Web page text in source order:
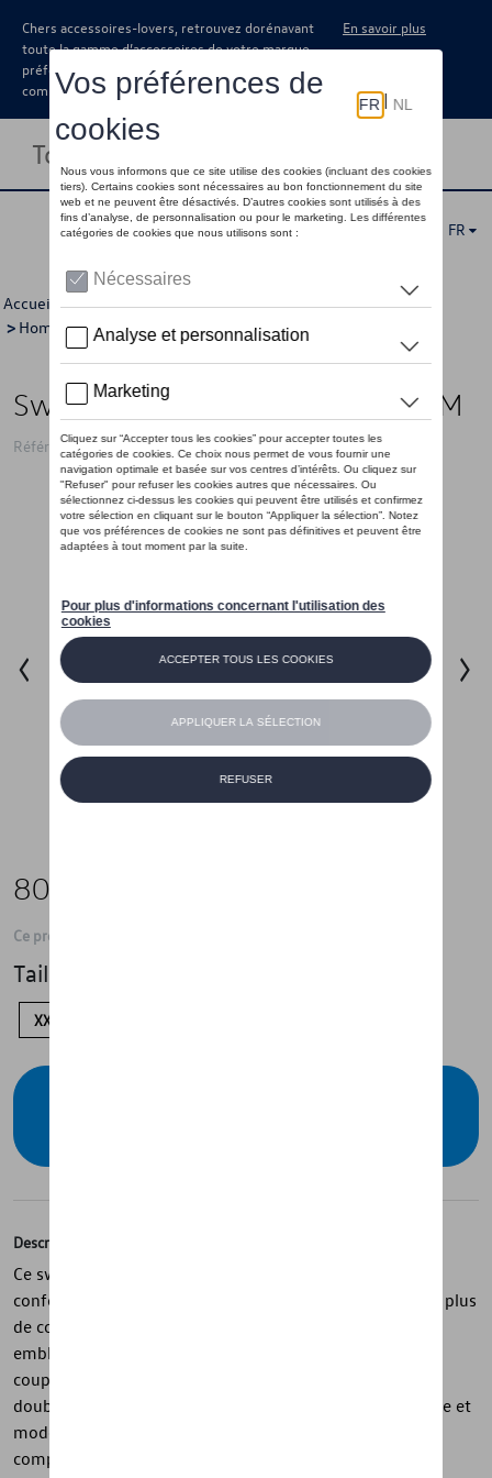
Chers accessoires-lovers, retrouvez dorénavant
toute la gamme d’accessoires de votre marque
préférée sous forme de catalogue à
commander auprès de votre concessionaire.
En savoir plus
Toggle navigation
FR
Accueil >Pour vous >Golf Collection >Vêtements >Pulls
> Hommes > Détail
Sweat à capuche VW Golf, gris - M
Référence: 5HG084130B 530
80,01 €
Ce produit n'est actuellement pas de stock
Taille
XXL
Description
Ce sweat à capuche unisexe de la collection Golf est
confectionné en 100 % coton avec intérieur brossé pour plus
de confort. Sa base grise met en valeur l’imprimé
emblématique « Golf - Made by Life. Made for Life ». Sa
coupe décontractée, sa poche kangourou et sa capuche
double avec intérieur jaune en font une pièce confortable et
moderne. Les cordons bicolores et l’étiquette discrète
complètent le design inspiré de la Volkswagen Golf.